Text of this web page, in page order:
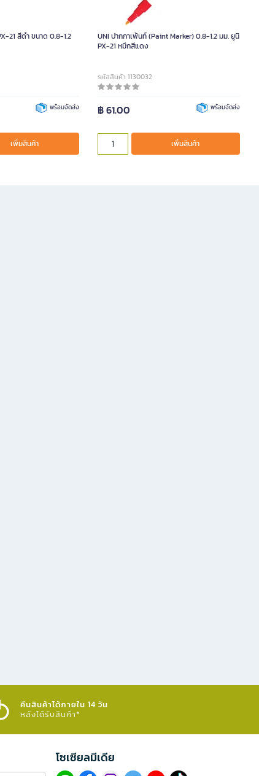
21 สีดำ ขนาด 0.8-1.2
พร้อมจัดส่ง
เพิ่มสินค้า
UNI ปากกาเพ้นท์ (Paint Marker) 0.8-1.2 มม. ยูนิ
PX-21 หมึกสีแดง
รหัสสินค้า 1130032
฿ 61.00 พร้อมจัดส่ง
เพิ่มสินค้า
คืนสินค้าได้ภายใน 14 วัน
หลังได้รับสินค้า*
โซเซียลมีเดีย​